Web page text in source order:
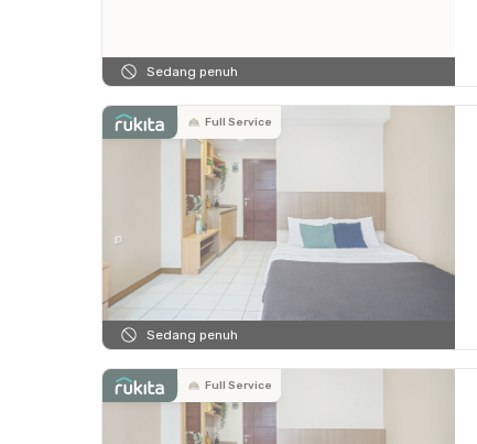
Sedang penuh
Full Service
Sedang penuh
Full Service